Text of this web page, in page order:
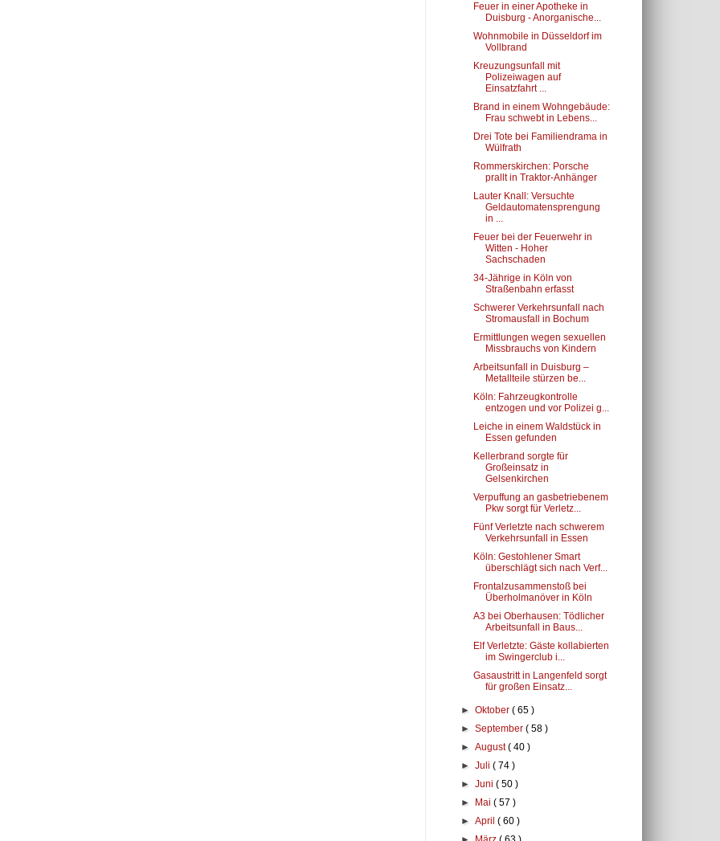
Feuer in einer Apotheke in
Duisburg - Anorganische...
Wohnmobile in Düsseldorf im
Vollbrand
Kreuzungsunfall mit
Polizeiwagen auf
Einsatzfahrt ...
Brand in einem Wohngebäude:
Frau schwebt in Lebens...
Drei Tote bei Familiendrama in
Wülfrath
Rommerskirchen: Porsche
prallt in Traktor-Anhänger
Lauter Knall: Versuchte
Geldautomatensprengung
in ...
Feuer bei der Feuerwehr in
Witten - Hoher
Sachschaden
34-Jährige in Köln von
Straßenbahn erfasst
Schwerer Verkehrsunfall nach
Stromausfall in Bochum
Ermittlungen wegen sexuellen
Missbrauchs von Kindern
Arbeitsunfall in Duisburg –
Metallteile stürzen be...
Köln: Fahrzeugkontrolle
entzogen und vor Polizei g...
Leiche in einem Waldstück in
Essen gefunden
Kellerbrand sorgte für
Großeinsatz in
Gelsenkirchen
Verpuffung an gasbetriebenem
Pkw sorgt für Verletz...
Fünf Verletzte nach schwerem
Verkehrsunfall in Essen
Köln: Gestohlener Smart
überschlägt sich nach Verf...
Frontalzusammenstoß bei
Überholmanöver in Köln
A3 bei Oberhausen: Tödlicher
Arbeitsunfall in Baus...
Elf Verletzte: Gäste kollabierten
im Swingerclub i...
Gasaustritt in Langenfeld sorgt
für großen Einsatz...
►Oktober( 65 )
►September( 58 )
►August( 40 )
►Juli( 74 )
►Juni( 50 )
►
Mai( 57 )
►April( 60 )